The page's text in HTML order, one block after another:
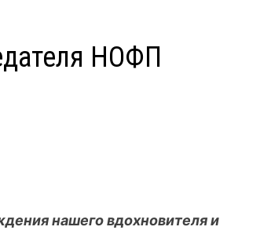
НОФП
нашего вдохновителя и